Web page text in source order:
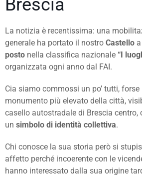
Brescia
La notizia è recentissima: una
generale ha portato il nostro Castello
posto nella classifica nazionale “I
organizzata ogni anno dal FAI.
Cia siamo commossi un po’ tutti,
monumento più elevato della città,
casello autostradale di Brescia
un simbolo di identità collettiva.
Chi conosce la sua storia però si
affetto perché incoerente con le
hanno interessato dalla sua origine